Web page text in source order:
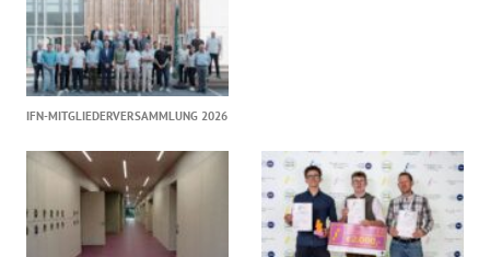
IFN-MITGLIEDERVERSAMMLUNG 2026